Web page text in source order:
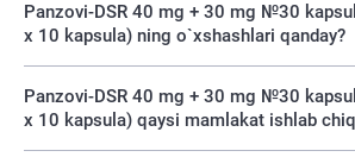
Panzovi-DSR 40 mg + 30 mg №30
х 10 kapsula) ning o`xshashlari qanday?
Panzovi-DSR 40 mg + 30 mg №30
х 10 kapsula) qaysi mamlakat ishlab